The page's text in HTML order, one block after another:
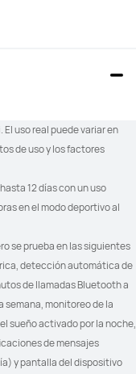
_
uso real puede variar en
de uso y los factores
12 días con un uso
en el modo deportivo al
se prueba en las siguientes
detección automática de
de llamadas Bluetooth a
semana, monitoreo de la
sueño activado por la noche,
de mensajes
y pantalla del dispositivo